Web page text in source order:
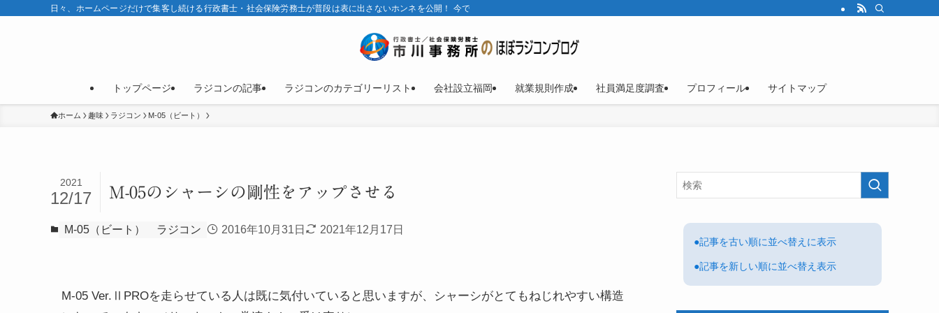
日々、ホームページだけで集客し続ける行政書士・社会保険労務士が普段は表に出さないホンネを公開！ 今では、ほとんどラジコンブログ。
トップページ ラジコンの記事 ラジコンのカテゴリーリスト 会社設立福岡 就業規則作成 社員満足度調査 プロフィール サイトマップ
ホーム 趣味 ラジコン M-05（ビート）
M-05のシャーシの剛性をアップさせる
2021
12/17
M-05（ビート） ラジコン 2016年10月31日 2021年12月17日
M-05 Ver.ⅡPROを走らせている人は既に気付いていると思いますが、シャーシがとてもねじれやすい構造
●記事を古い順に並べ替えに表示
●記事を新しい順に並べ替え表示